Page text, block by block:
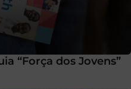
“Força dos Jovens”